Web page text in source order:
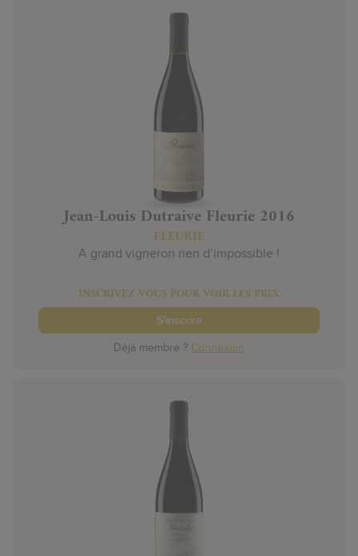
Jean-Louis Dutraive Fleurie 2016
FLEURIE
A grand vigneron rien d’impossible !
INSCRIVEZ-VOUS POUR VOIR LES PRIX
S'inscrire
Déjà membre ? Connexion